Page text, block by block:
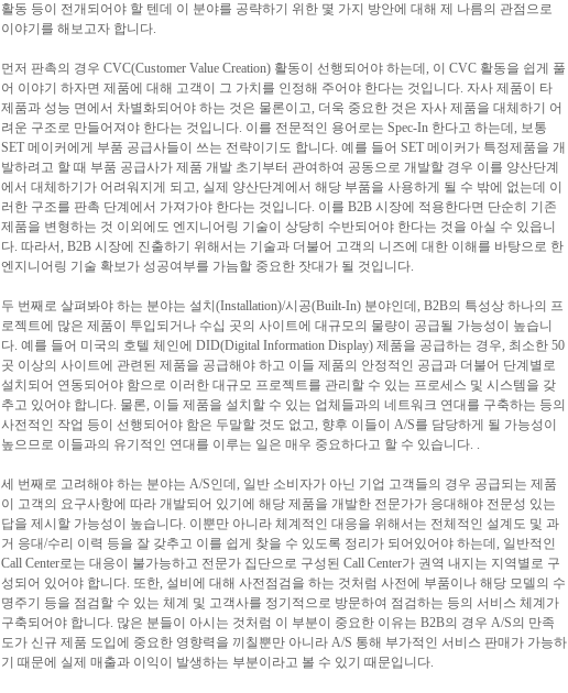
활동 등이 전개되어야 할 텐데 이 분야를 공략하기 위한 몇 가지 방안에 대해 제 나름의 관점으로
이야기를 해보고자 합니다.
먼저 판촉의 경우 CVC(Customer Value Creation) 활동이 선행되어야 하는데, 이 CVC 활동을 쉽게 풀
어 이야기 하자면 제품에 대해 고객이 그 가치를 인정해 주어야 한다는 것입니다. 자사 제품이 타
제품과 성능 면에서 차별화되어야 하는 것은 물론이고, 더욱 중요한 것은 자사 제품을 대체하기 어
려운 구조로 만들어져야 한다는 것입니다. 이를 전문적인 용어로는 Spec-In 한다고 하는데, 보통
SET 메이커에게 부품 공급사들이 쓰는 전략이기도 합니다. 예를 들어 SET 메이커가 특정제품을 개
발하려고 할 때 부품 공급사가 제품 개발 초기부터 관여하여 공동으로 개발할 경우 이를 양산단계
에서 대체하기가 어려워지게 되고, 실제 양산단계에서 해당 부품을 사용하게 될 수 밖에 없는데 이
러한 구조를 판촉 단계에서 가져가야 한다는 것입니다. 이를 B2B 시장에 적용한다면 단순히 기존
제품을 변형하는 것 이외에도 엔지니어링 기술이 상당히 수반되어야 한다는 것을 아실 수 있읍니
다. 따라서, B2B 시장에 진출하기 위해서는 기술과 더불어 고객의 니즈에 대한 이해를 바탕으로 한
엔지니어링 기술 확보가 성공여부를 가늠할 중요한 잣대가 될 것입니다.
두 번째로 살펴봐야 하는 분야는 설치(Installation)/시공(Built-In) 분야인데, B2B의 특성상 하나의 프
로젝트에 많은 제품이 투입되거나 수십 곳의 사이트에 대규모의 물량이 공급될 가능성이 높습니
다. 예를 들어 미국의 호텔 체인에 DID(Digital Information Display) 제품을 공급하는 경우, 최소한 50
곳 이상의 사이트에 관련된 제품을 공급해야 하고 이들 제품의 안정적인 공급과 더불어 단계별로
설치되어 연동되어야 함으로 이러한 대규모 프로젝트를 관리할 수 있는 프로세스 및 시스템을 갖
추고 있어야 합니다. 물론, 이들 제품을 설치할 수 있는 업체들과의 네트워크 연대를 구축하는 등의
사전적인 작업 등이 선행되어야 함은 두말할 것도 없고, 향후 이들이 A/S를 담당하게 될 가능성이
높으므로 이들과의 유기적인 연대를 이루는 일은 매우 중요하다고 할 수 있습니다. .
세 번째로 고려해야 하는 분야는 A/S인데, 일반 소비자가 아닌 기업 고객들의 경우 공급되는 제품
이 고객의 요구사항에 따라 개발되어 있기에 해당 제품을 개발한 전문가가 응대해야 전문성 있는
답을 제시할 가능성이 높습니다. 이뿐만 아니라 체계적인 대응을 위해서는 전체적인 설계도 및 과
거 응대/수리 이력 등을 잘 갖추고 이를 쉽게 찾을 수 있도록 정리가 되어있어야 하는데, 일반적인
Call Center로는 대응이 불가능하고 전문가 집단으로 구성된 Call Center가 권역 내지는 지역별로 구
성되어 있어야 합니다. 또한, 설비에 대해 사전점검을 하는 것처럼 사전에 부품이나 해당 모델의 수
명주기 등을 점검할 수 있는 체계 및 고객사를 정기적으로 방문하여 점검하는 등의 서비스 체계가
구축되어야 합니다. 많은 분들이 아시는 것처럼 이 부분이 중요한 이유는 B2B의 경우 A/S의 만족
도가 신규 제품 도입에 중요한 영향력을 끼칠뿐만 아니라 A/S 통해 부가적인 서비스 판매가 가능하
기 때문에 실제 매출과 이익이 발생하는 부분이라고 볼 수 있기 때문입니다.